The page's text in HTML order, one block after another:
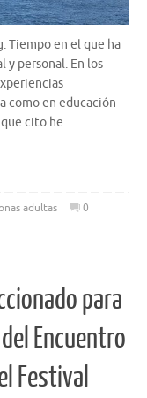
Tiempo en el que ha
y personal. En los
como en educación
que cito he…
adultas 0
para
Encuentro
Festival